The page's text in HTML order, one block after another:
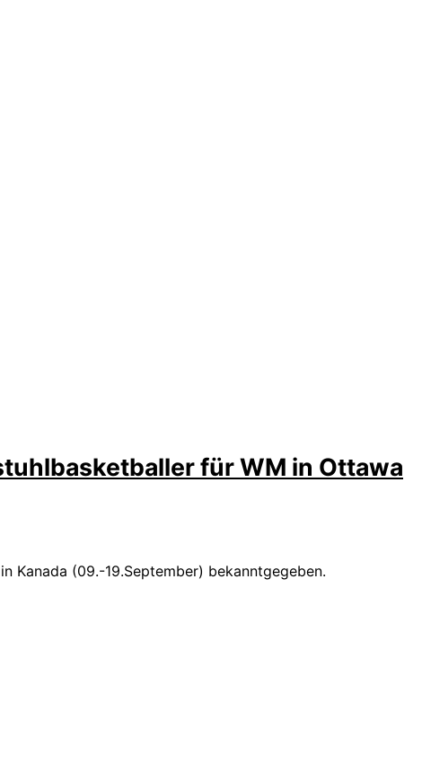
für WM in Ottawa
Kanada (09.-19.September) bekanntgegeben.